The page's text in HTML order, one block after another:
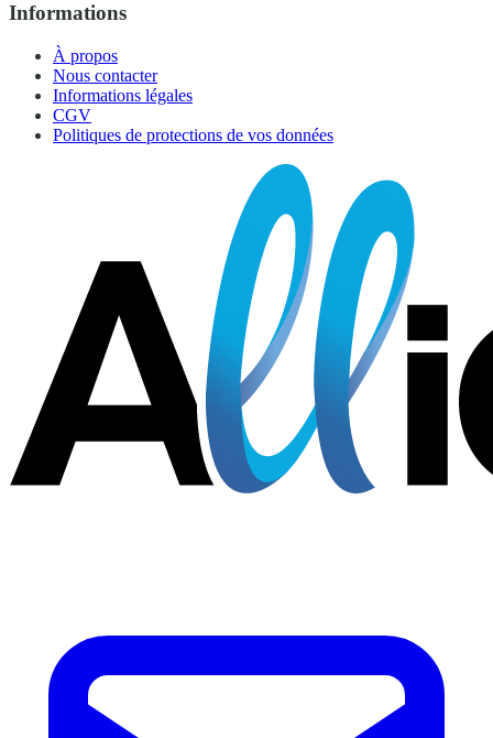
Informations
À propos
Nous contacter
Informations légales
CGV
Politiques de protections de vos données